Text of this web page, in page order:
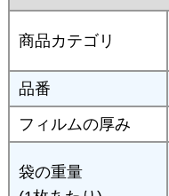
商品カテゴリ
品番
フィルムの厚み
袋の重量